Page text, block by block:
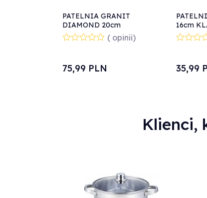
PATELNIA GRANIT
DIAMOND 20cm
BERLINGER HAUS BH-
1791
( opinii)
75,99 PLN
16cm
7288
35,99
Klienci,